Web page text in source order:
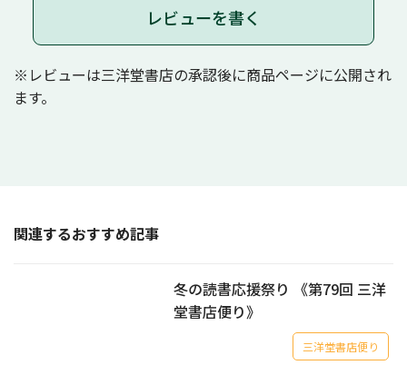
レビューを書く
※レビューは三洋堂書店の承認後に商品ページに公開され
ます。
関連するおすすめ記事
冬の読書応援祭り 《第79回 三洋
堂書店便り》
三洋堂書店便り